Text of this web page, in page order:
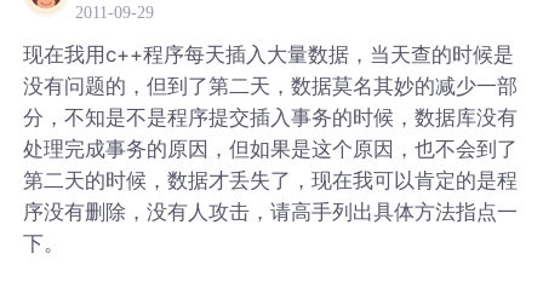
2011-09-29
现在我用c++程序每天插入大量数据，当天查的时候是
没有问题的，但到了第二天，数据莫名其妙的减少一部
分，不知是不是程序提交插入事务的时候，数据库没有
处理完成事务的原因，但如果是这个原因，也不会到了
第二天的时候，数据才丢失了，现在我可以肯定的是程
序没有删除，没有人攻击，请高手列出具体方法指点一
下。